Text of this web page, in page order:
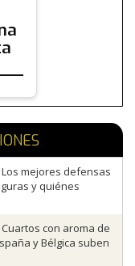
mejores defensas
y quiénes
con aroma de
y Bélgica suben